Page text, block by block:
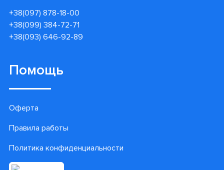
+38(097) 878-18-00
+38(099) 384-72-71
+38(093) 646-92-89
Помощь
Оферта
Правила работы
Политика конфиденциальности